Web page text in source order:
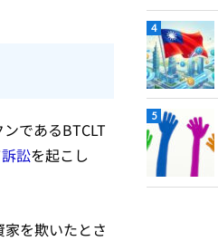
であるBTCLT
訴訟を起こし
を欺いたとさ